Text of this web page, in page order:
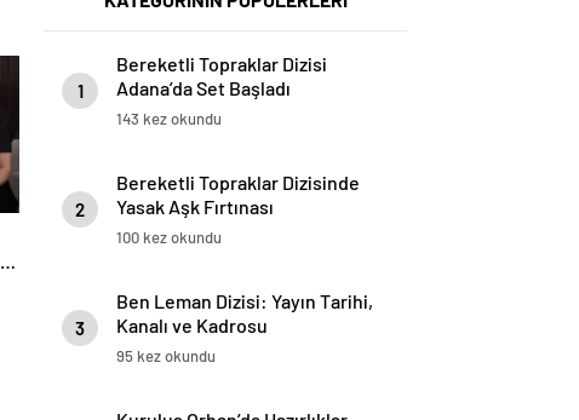
1
Bereketli Topraklar Dizisi
Adana’da Set Başladı
143 kez okundu
2
Bereketli Topraklar Dizisinde
Yasak Aşk Fırtınası
100 kez okundu
3
Ben Leman Dizisi: Yayın Tarihi,
Kanalı ve Kadrosu
95 kez okundu